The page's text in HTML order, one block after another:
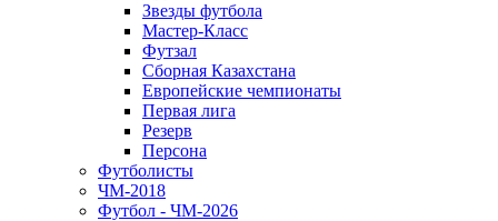
Звезды футбола
Мастер-Класс
Футзал
Сборная Казахстана
Европейские чемпионаты
Первая лига
Резерв
Персона
Футболисты
ЧМ-2018
Футбол - ЧМ-2026